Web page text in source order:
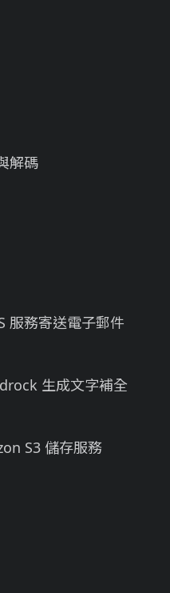
解碼
服務寄送電子郵件
生成文字補全
S3 儲存服務